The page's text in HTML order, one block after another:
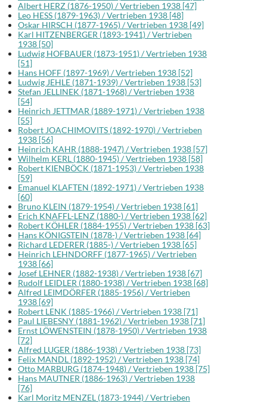
Albert HERZ (1876-1950) / Vertrieben 1938 [47]
Leo HESS (1879-1963) / Vertrieben 1938 [48]
Oskar HIRSCH (1877-1965) / Vertrieben 1938 [49]
Karl HITZENBERGER (1893-1941) / Vertrieben
1938 [50]
Ludwig HOFBAUER (1873-1951) / Vertrieben 1938
[51]
Hans HOFF (1897-1969) / Vertrieben 1938 [52]
Ludwig JEHLE (1871-1939) / Vertrieben 1938 [53]
Stefan JELLINEK (1871-1968) / Vertrieben 1938
[54]
Heinrich JETTMAR (1889-1971) / Vertrieben 1938
[55]
Robert JOACHIMOVITS (1892-1970) / Vertrieben
1938 [56]
Heinrich KAHR (1888-1947) / Vertrieben 1938 [57]
Wilhelm KERL (1880-1945) / Vertrieben 1938 [58]
Robert KIENBÖCK (1871-1953) / Vertrieben 1938
[59]
Emanuel KLAFTEN (1892-1971) / Vertrieben 1938
[60]
Bruno KLEIN (1879-1954) / Vertrieben 1938 [61]
Erich KNAFFL-LENZ (1880-) / Vertrieben 1938 [62]
Robert KÖHLER (1884-1955) / Vertrieben 1938 [63]
Hans KÖNIGSTEIN (1878-) / Vertrieben 1938 [64]
Richard LEDERER (1885-) / Vertrieben 1938 [65]
Heinrich LEHNDORFF (1877-1965) / Vertrieben
1938 [66]
Josef LEHNER (1882-1938) / Vertrieben 1938 [67]
Rudolf LEIDLER (1880-1938) / Vertrieben 1938 [68]
Alfred LEIMDÖRFER (1885-1956) / Vertrieben
1938 [69]
Robert LENK (1885-1966) / Vertrieben 1938 [71]
Paul LIEBESNY (1881-1962) / Vertrieben 1938 [71]
Ernst LÖWENSTEIN (1878-1950) / Vertrieben 1938
[72]
Alfred LUGER (1886-1938) / Vertrieben 1938 [73]
Felix MANDL (1892-1952) / Vertrieben 1938 [74]
Otto MARBURG (1874-1948) / Vertrieben 1938 [75]
Hans MAUTNER (1886-1963) / Vertrieben 1938
[76]
Karl Moritz MENZEL (1873-1944) / Vertrieben